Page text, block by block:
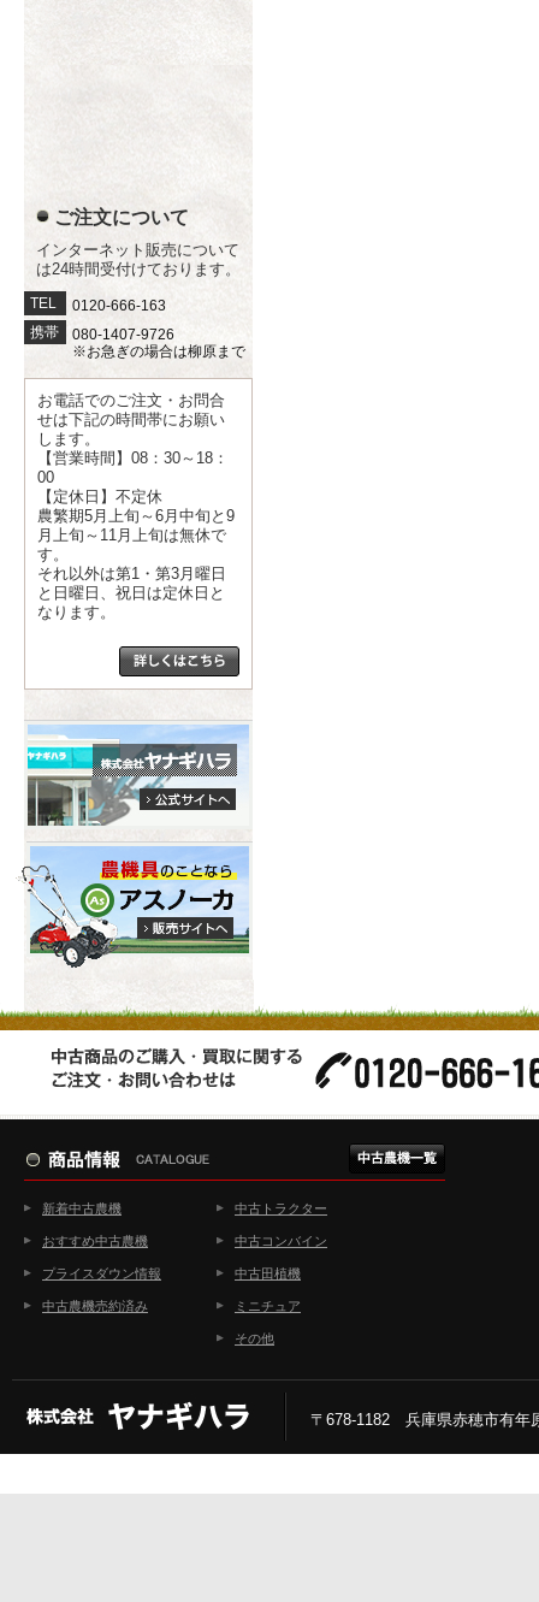
ご注文について
インターネット販売について
は24時間受付けております。
TEL
0120-666-163
携帯
080-1407-9726
※お急ぎの場合は柳原まで
お電話でのご注文・お問合
せは下記の時間帯にお願い
します。
【営業時間】08：30～18：
00
【定休日】不定休
農繁期5月上旬～6月中旬と9
月上旬～11月上旬は無休で
す。
それ以外は第1・第3月曜日
と日曜日、祝日は定休日と
なります。
新着中古農機
おすすめ中古農機
プライスダウン情報
中古農機売約済み
中古トラクター
中古コンバイン
中古田植機
ミニチュア
その他
〒678-1182 兵庫県赤穂市有年